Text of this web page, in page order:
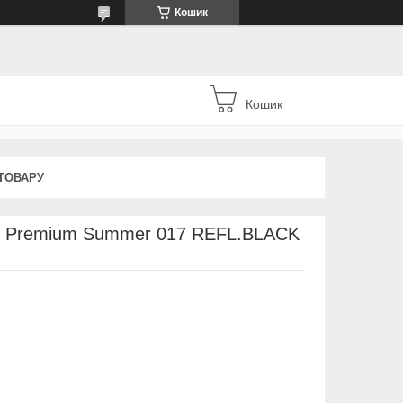
Кошик
Кошик
Premium Summer 017 REFL.BLACK